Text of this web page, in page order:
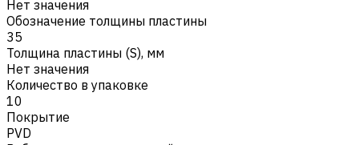
Нет значения
Обозначение толщины пластины
35
Толщина пластины (S), мм
Нет значения
Количество в упаковке
10
Покрытие
PVD